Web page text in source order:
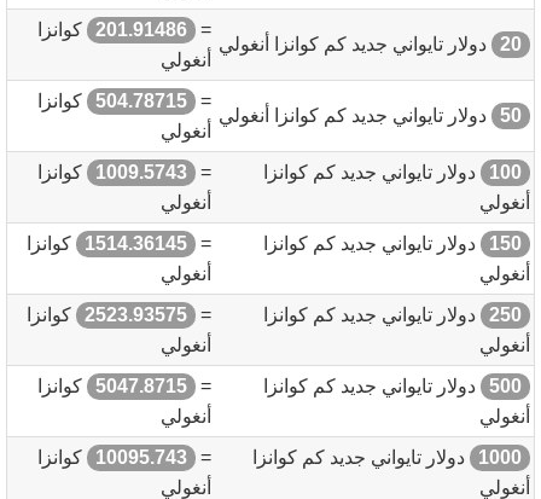
20 دولار تايواني جديد كم كوانزا أنغولي
=
201.91486
كوانزا
أنغولي
50 دولار تايواني جديد كم كوانزا أنغولي
=
504.78715
كوانزا
أنغولي
100
دولار تايواني جديد كم كوانزا
أنغولي
=
1009.5743
كوانزا
أنغولي
150
دولار تايواني جديد كم كوانزا
أنغولي
=
1514.36145
كوانزا
أنغولي
250
دولار تايواني جديد كم كوانزا
أنغولي
=
2523.93575
كوانزا
أنغولي
500
دولار تايواني جديد كم كوانزا
أنغولي
=
5047.8715
كوانزا
أنغولي
1000
دولار تايواني جديد كم كوانزا
أنغولي
=
10095.743
كوانزا
أنغولي